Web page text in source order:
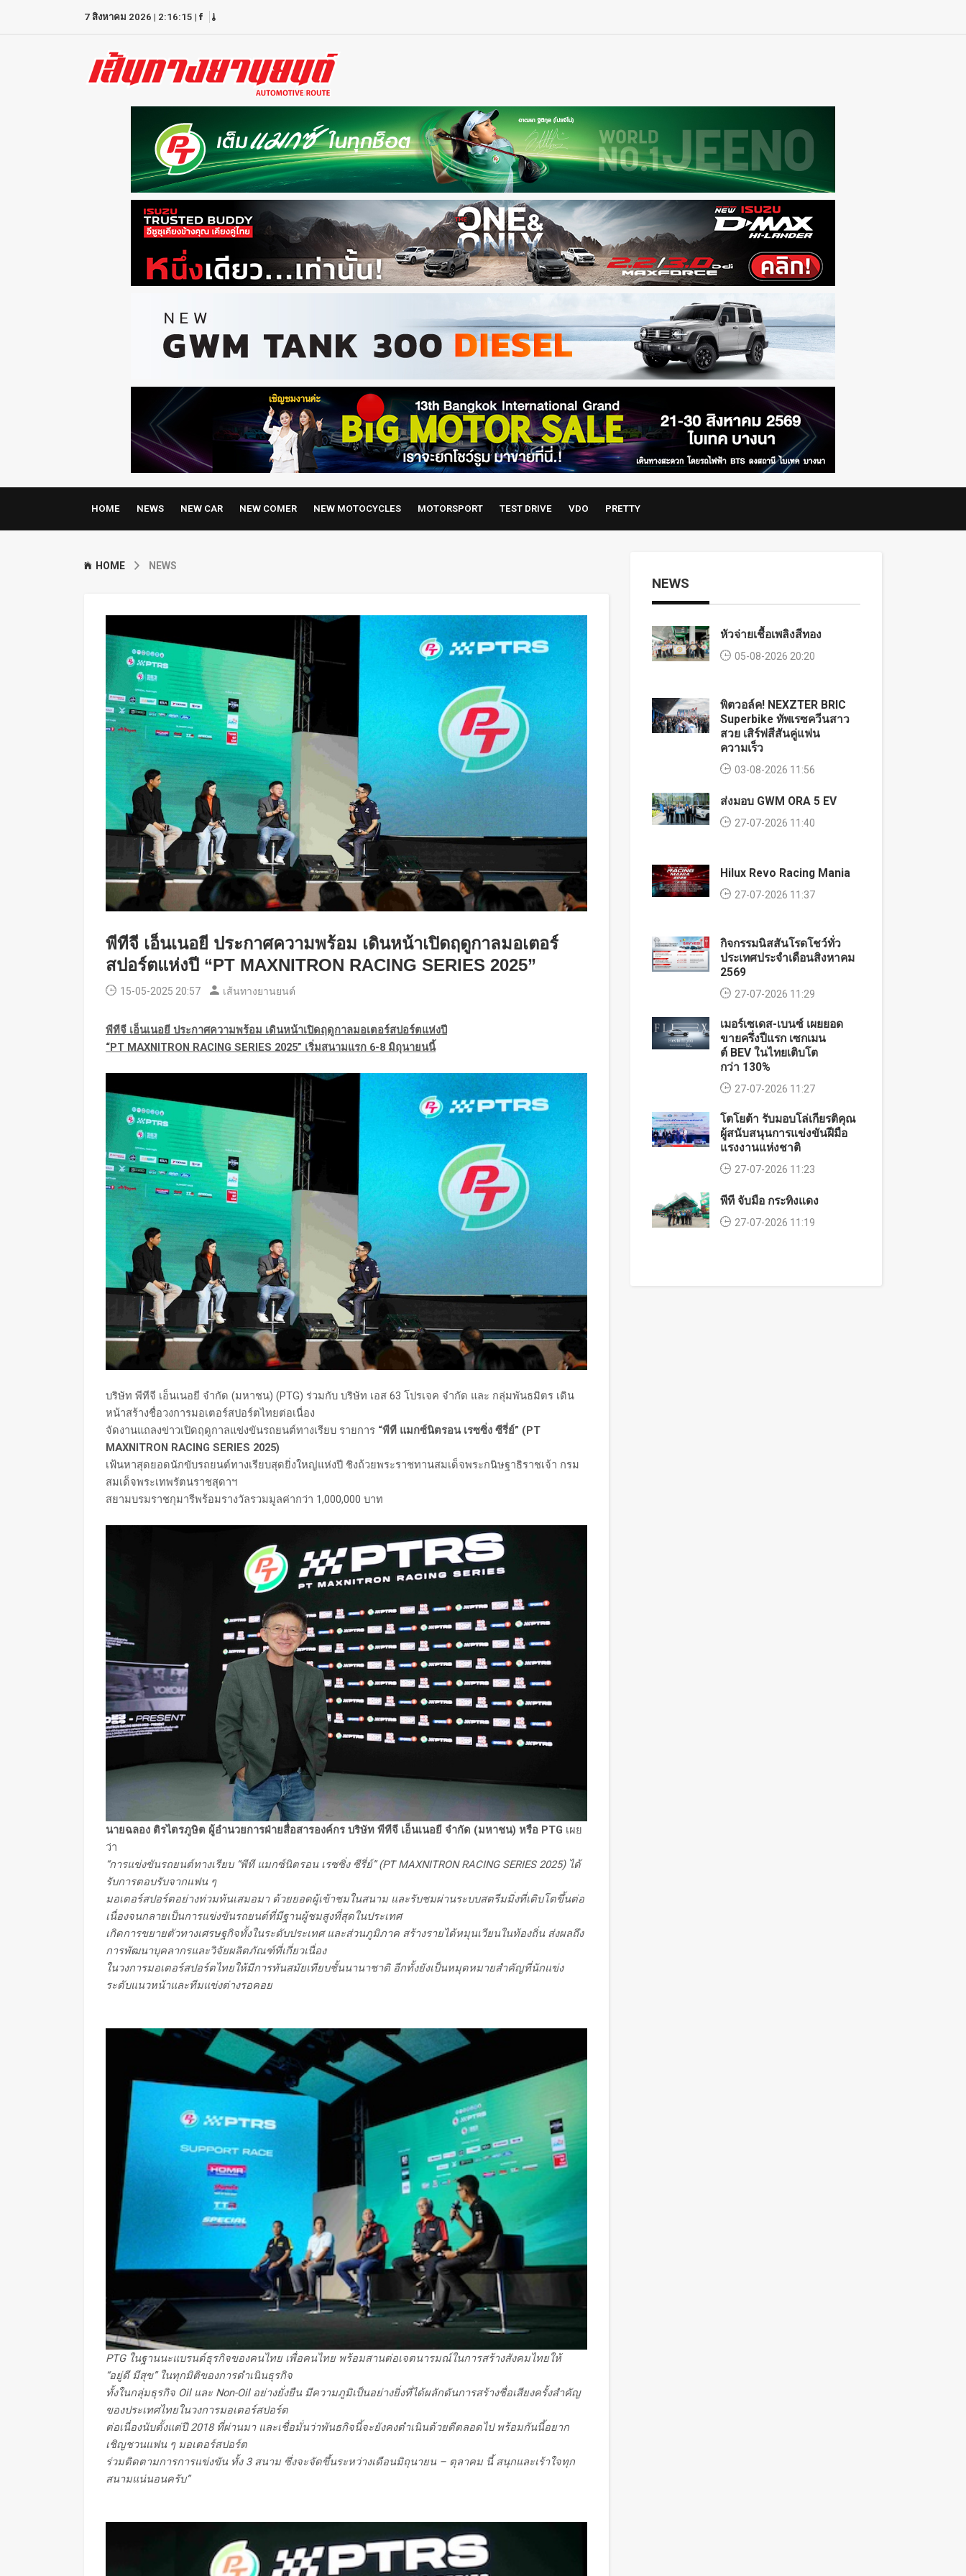
7 สิงหาคม 2026 | 2:16:15 |
HOME NEWS NEW CAR NEW COMER NEW MOTOCYCLES MOTORSPORT TEST DRIVE VDO PRETTY
HOME NEWS
พีทีจี เอ็นเนอยี ประกาศความพร้อม เดินหน้าเปิดฤดูกาลมอเตอร์
สปอร์ตแห่งปี “PT MAXNITRON RACING SERIES 2025”
15-05-2025 20:57 เส้นทางยานยนต์
พีทีจี เอ็นเนอยี ประกาศความพร้อม เดินหน้าเปิดฤดูกาลมอเตอร์สปอร์ตแห่งปี
“PT MAXNITRON RACING SERIES 2025” เริ่มสนามแรก 6-8 มิถุนายนนี้
บริษัท พีทีจี เอ็นเนอยี จำกัด (มหาชน) (PTG) ร่วมกับ บริษัท เอส 63 โปรเจค จำกัด และ กลุ่มพันธมิตร เดิน
หน้าสร้างชื่อวงการมอเตอร์สปอร์ตไทยต่อเนื่อง
จัดงานแถลงข่าวเปิดฤดูกาลแข่งขันรถยนต์ทางเรียบ รายการ “พีที แมกซ์นิตรอน เรซซิ่ง ซีรี่ย์” (PT
MAXNITRON RACING SERIES 2025)
เฟ้นหาสุดยอดนักขับรถยนต์ทางเรียบสุดยิ่งใหญ่แห่งปี ชิงถ้วยพระราชทานสมเด็จพระกนิษฐาธิราชเจ้า กรม
สมเด็จพระเทพรัตนราชสุดาฯ
สยามบรมราชกุมารีพร้อมรางวัลรวมมูลค่ากว่า 1,000,000 บาท
นายฉลอง ติรไตรภูษิต ผู้อำนวยการฝ่ายสื่อสารองค์กร บริษัท พีทีจี เอ็นเนอยี จำกัด (มหาชน) หรือ PTG เผย
ว่า
“การแข่งขันรถยนต์ทางเรียบ “พีที แมกซ์นิตรอน เรซซิ่ง ซีรี่ย์” (PT MAXNITRON RACING SERIES 2025)ได้
รับการตอบรับจากแฟน ๆ
มอเตอร์สปอร์ตอย่างท่วมท้นเสมอมา ด้วยยอดผู้เข้าชมในสนาม และรับชมผ่านระบบสตรีมมิ่งที่เติบโตขึ้นต่อ
เนื่องจนกลายเป็นการแข่งขันรถยนต์ที่มีฐานผู้ชมสูงที่สุดในประเทศ
เกิดการขยายตัวทางเศรษฐกิจทั้งในระดับประเทศ และส่วนภูมิภาค สร้างรายได้หมุนเวียนในท้องถิ่น ส่งผลถึง
การพัฒนาบุคลากรและวิจัยผลิตภัณฑ์ที่เกี่ยวเนื่อง
ในวงการมอเตอร์สปอร์ตไทยให้มีการทันสมัยเทียบชั้นนานาชาติ อีกทั้งยังเป็นหมุดหมายสำคัญที่นักแข่ง
ระดับแนวหน้าและทีมแข่งต่างรอคอย
PTGในฐานนะแบรนด์ธุรกิจของคนไทย เพื่อคนไทย พร้อมสานต่อเจตนารมณ์ในการสร้างสังคมไทยให้
“อยู่ดี มีสุข” ในทุกมิติของการดำเนินธุรกิจ
ทั้งในกลุ่มธุรกิจ Oil และ Non-Oil อย่างยั่งยืน มีความภูมิเป็นอย่างยิ่งที่ได้ผลักดันการสร้างชื่อเสียงครั้งสำคัญ
ของประเทศไทยในวงการมอเตอร์สปอร์ต
ต่อเนื่องนับตั้งแต่ปี2018 ที่ผ่านมา และเชื่อมั่นว่าพันธกิจนี้จะยังคงดำเนินด้วยดีตลอดไป พร้อมกันนี้อยาก
เชิญชวนแฟน ๆ มอเตอร์สปอร์ต
ร่วมติดตามการการแข่งขัน ทั้ง 3สนาม ซึ่งจะจัดขึ้นระหว่างเดือนมิถุนายน – ตุลาคม นี้ สนุกและเร้าใจทุก
สนามแน่นอนครับ”
NEWS
หัวจ่ายเชื้อเพลิงสีทอง
05-08-2026 20:20
พิตวอล์ค! NEXZTER BRIC
Superbike ทัพเรซควีนสาว
สวย เสิร์ฟสีสันคู่แฟน
ความเร็ว
03-08-2026 11:56
ส่งมอบ GWM ORA 5 EV
27-07-2026 11:40
Hilux Revo Racing Mania
27-07-2026 11:37
กิจกรรมนิสสันโรดโชว์ทั่ว
ประเทศประจำเดือนสิงหาคม
2569
27-07-2026 11:29
เมอร์เซเดส-เบนซ์ เผยยอด
ขายครึ่งปีแรก เซกเมน
ต์ BEV ในไทยเติบโต
กว่า 130%
27-07-2026 11:27
โตโยต้า รับมอบโล่เกียรติคุณ
ผู้สนับสนุนการแข่งขันฝีมือ
แรงงานแห่งชาติ
27-07-2026 11:23
พีที จับมือ กระทิงแดง
27-07-2026 11:19